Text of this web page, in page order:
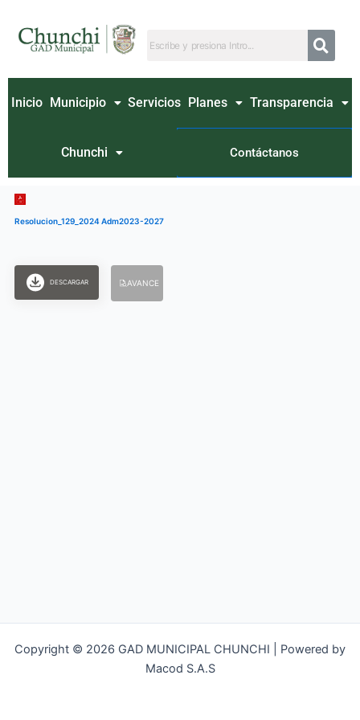
contenido
Inicio Municipio Servicios Planes Transparencia
Chunchi Contáctanos
Resolucion_129_2024 Adm2023-2027
DESCARGAR AVANCE
Copyright © 2026 GAD MUNICIPAL CHUNCHI | Powered by
Macod S.A.S